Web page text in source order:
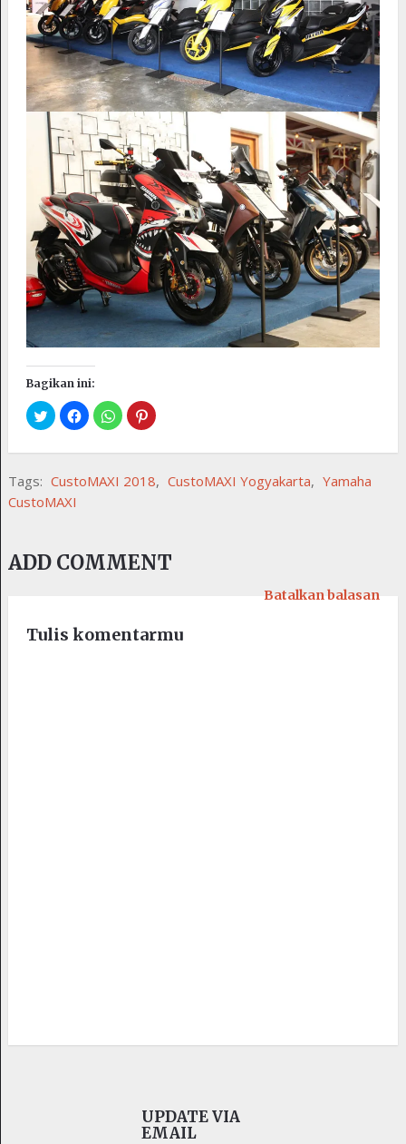
Bagikan ini:
Tags: CustoMAXI 2018, CustoMAXI Yogyakarta, Yamaha
CustoMAXI
ADD COMMENT
Tulis komentarmu
Batalkan balasan
UPDATE VIA
EMAIL